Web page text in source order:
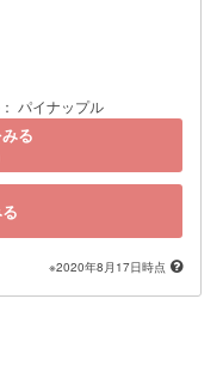
パイナップル
る
※2020年8月17日時点